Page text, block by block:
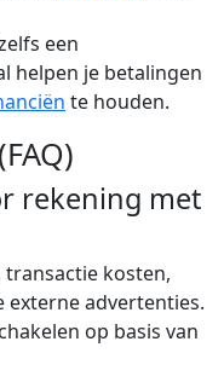
een
helpen je betalingen
te houden.
rekening met
transactie kosten,
advertenties.
op basis van